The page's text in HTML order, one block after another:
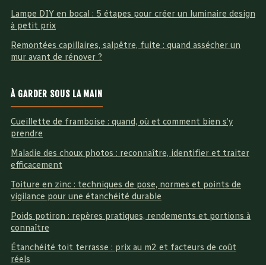
Lampe DIY en bocal : 5 étapes pour créer un luminaire design
à petit prix
Remontées capillaires, salpêtre, fuite : quand assécher un
mur avant de rénover ?
À GARDER SOUS LA MAIN
Cueillette de framboise : quand, où et comment bien s’y
prendre
Maladie des choux photos : reconnaître, identifier et traiter
efficacement
Toiture en zinc : techniques de pose, normes et points de
vigilance pour une étanchéité durable
Poids potiron : repères pratiques, rendements et portions à
connaître
Étanchéité toit terrasse : prix au m2 et facteurs de coût
réels